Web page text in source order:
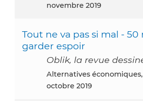
novembre 2019
Tout ne va pas si mal - 50
garder espoir
Oblik, la revue
Alternatives économiques, Paris, France,
octobre 2019